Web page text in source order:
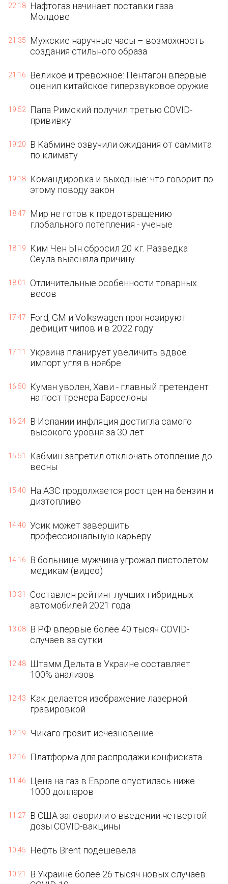
22:18 Нафтогаз начинает поставки газа
Молдове
21:35
Мужские наручные часы – возможность
создания стильного образа
21:16
Великое и тревожное: Пентагон впервые
оценил китайское гиперзвуковое оружие
19:52
Папа Римский получил третью COVID-
прививку
19:20
В Кабмине озвучили ожидания от саммита
по климату
19:18 Командировка и выходные: что говорит по
этому поводу закон
18:47
Мир не готов к предотвращению
глобального потепления - ученые
18:19
Ким Чен Ын сбросил 20 кг. Разведка
Сеула выясняла причину
18:01
Отличительные особенности товарных
весов
17:47
Ford, GM и Volkswagen прогнозируют
дефицит чипов и в 2022 году
17:11
Украина планирует увеличить вдвое
импорт угля в ноябре
16:50
Куман уволен, Хави - главный претендент
на пост тренера Барселоны
16:24 В Испании инфляция достигла самого
высокого уровня за 30 лет
15:51
Кабмин запретил отключать отопление до
весны
15:40
На АЗС продолжается рост цен на бензин и
дизтопливо
14:40 Усик может завершить
профессиональную карьеру
14:16
В больнице мужчина угрожал пистолетом
медикам (видео)
13:31
Составлен рейтинг лучших гибридных
автомобилей 2021 года
13:08 В РФ впервые более 40 тысяч COVID-
случаев за сутки
12:48 Штамм Дельта в Украине составляет
100% анализов
12:43
Как делается изображение лазерной
гравировкой
12:19 Чикаго грозит исчезновение
12:16 Платформа для распродажи конфиската
11:46
Цена на газ в Европе опустилась ниже
1000 долларов
11:27
В США заговорили о введении четвертой
дозы COVID-вакцины
10:45 Нефть Brent подешевела
10:21
В Украине более 26 тысяч новых случаев